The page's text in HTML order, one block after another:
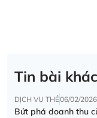
Tin bài khác
DỊCH VỤ THẺ06/02/2026
Bứt phá doanh thu